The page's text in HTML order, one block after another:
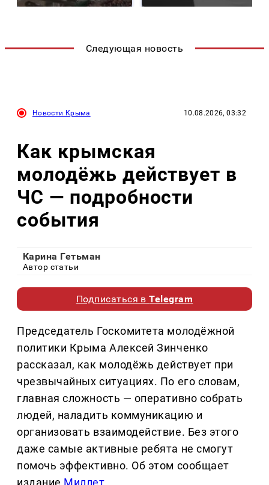
Следующая новость
Новости Крыма 10.08.2026, 03:32
Как крымская
молодёжь действует в
ЧС — подробности
события
Карина Гетьман
Автор статьи
Подписаться вTelegram
Председатель Госкомитета молодёжной
политики Крыма Алексей Зинченко
рассказал, как молодёжь действует при
чрезвычайных ситуациях. По его словам,
главная сложность — оперативно собрать
людей, наладить коммуникацию и
организовать взаимодействие. Без этого
даже самые активные ребята не смогут
помочь эффективно. Об этом сообщает
издание Миллет.